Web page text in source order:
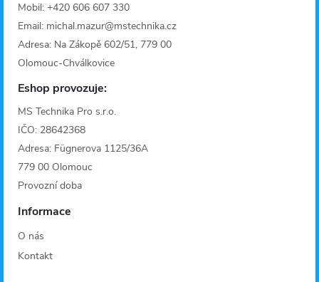
Mobil: +420 606 607 330
Email: michal.mazur@mstechnika.cz
Adresa: Na Zákopě 602/51, 779 00
Olomouc-Chválkovice
Eshop provozuje:
MS Technika Pro s.r.o.
IČO: 28642368
Adresa: Fügnerova 1125/36A
779 00 Olomouc
Provozní doba
Informace
O nás
Kontakt